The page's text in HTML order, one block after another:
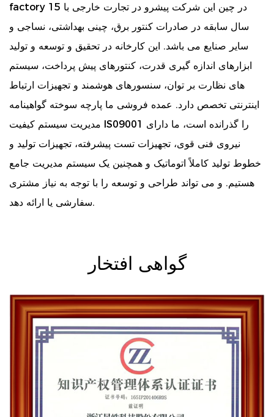
factory
سال سابقه در صادرات کنتور برق، چینی بهداشتی، نساجی و
سایر صنایع می باشد. این کارخانه در تحقیق و توسعه و تولید
ابزارهای اندازه گیری قدرت، کنتورهای پیش پرداخت، سیستم
های نظارت بر توان، سنسورهای هوشمند و تجهیزات ارتباط
اینترنتی تخصص دارد. عمده فروشی ما پارچه سوخته گواهینامه
مدیریت سیستم کیفیت IS09001 را گذرانده است، ما دارای
نیروی فنی قوی، تجهیزات تست پیشرفته، تجهیزات تولید و
خطوط تولید کاملاً اتوماتیک و همچنین یک سیستم مدیریت جامع
هستیم. و می تواند طراحی و توسعه را با توجه به نیاز مشتری
سفارشی یا ارائه دهد.
گواهی افتخار